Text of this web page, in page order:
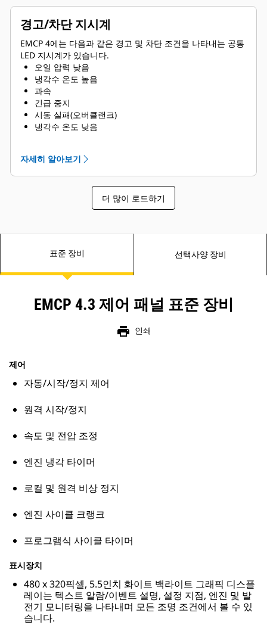
경고/차단 지시계
EMCP 4에는 다음과 같은 경고 및 차단 조건을 나타내는 공통
LED 지시계가 있습니다.
오일 압력 낮음
냉각수 온도 높음
과속
긴급 중지
시동 실패(오버클랜크)
냉각수 온도 낮음
자세히 알아보기
더 많이 로드하기
표준 장비 선택사양 장비
EMCP 4.3 제어 패널 표준 장비
print 인쇄
제어
자동/시작/정지 제어
원격 시작/정지
속도 및 전압 조정
엔진 냉각 타이머
로컬 및 원격 비상 정지
엔진 사이클 크랭크
프로그램식 사이클 타이머
표시장치
480 x 320픽셀, 5.5인치 화이트 백라이트 그래픽 디스플
레이는 텍스트 알람/이벤트 설명, 설정 지점, 엔진 및 발
전기 모니터링을 나타내며 모든 조명 조건에서 볼 수 있
습니다.